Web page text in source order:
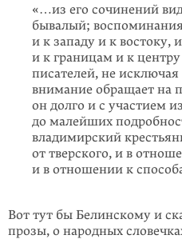
«…из его сочинений
бывалый;
и к западу и к востоку,
и к границам и к
писателей, не
внимание обращает на
он долго и с участием
до малейших
владимирский
от тверского, и в
и в отно­шении к
Вот тут бы Белинскому и
прозы, о народных